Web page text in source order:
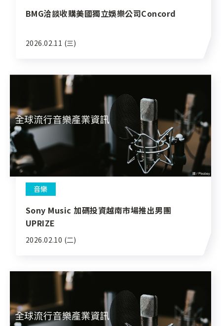
BMG洽談收購美國獨立娛樂公司Concord
2026.02.11 (三)
音樂
Sony Music 加碼投資越南市場推出男團
UPRIZE
2026.02.10 (二)